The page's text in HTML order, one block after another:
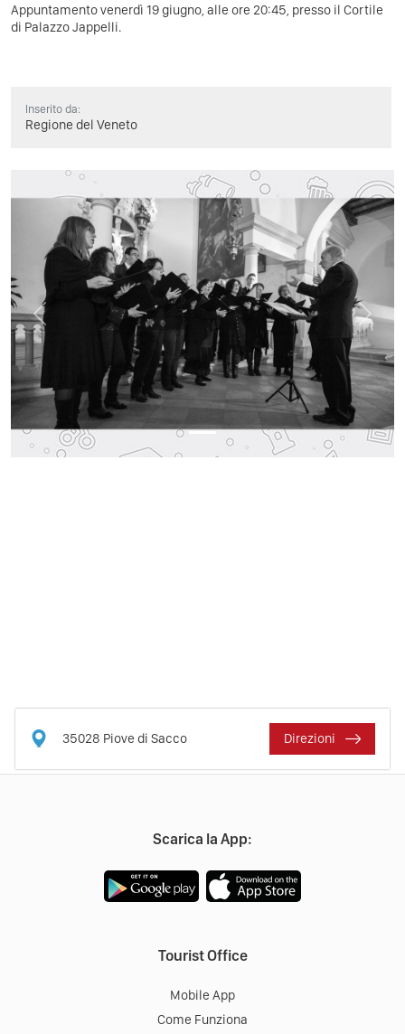
Appuntamento venerdì 19 giugno, alle ore 20:45, presso il Cortile
di Palazzo Jappelli.
Inserito da:
Regione del Veneto
Previous Next
35028 Piove di Sacco Direzioni
Scarica la App:
Tourist Office
Mobile App
Come Funziona